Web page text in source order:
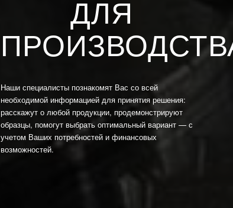
ДЛЯ
Наши специалисты познакомят Вас со всей
необходимой информацией для принятия решения:
расскажут о любой продукции, продемонстрируют
образцы, помогут выбрать оптимальный вариант — с
учетом Ваших потребностей и финансовых
возможностей.